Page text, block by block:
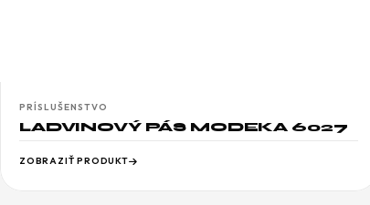
PRÍSLUŠENSTVO
LADVINOVÝ PÁS MODEKA 6027
ZOBRAZIŤ PRODUKT